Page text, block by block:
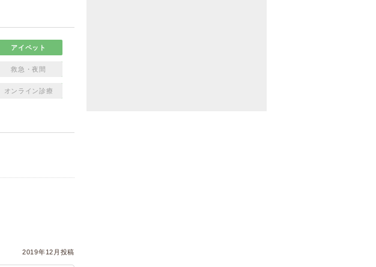
アイペット
救急・夜間
オンライン診療
2019年12月投稿